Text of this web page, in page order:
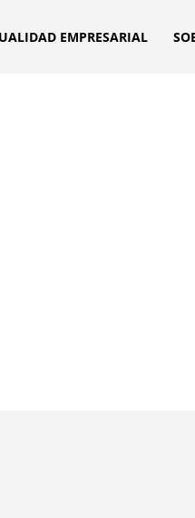
EMPRESARIAL